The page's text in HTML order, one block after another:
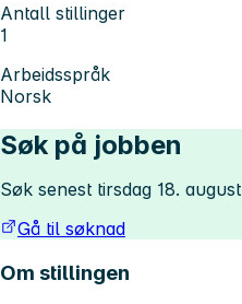
Antall stillinger
1
Arbeidsspråk
Norsk
Søk på jobben
Søk senest tirsdag 18. august
Gå til søknad
Om stillingen